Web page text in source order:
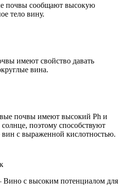
почвы сообщают высокую
тело вину.
имеют свойство давать
вина.
почвы имеют высокий Ph и
поэтому способствуют
с выраженной кислотностью.
Вино с высоким потенциалом для